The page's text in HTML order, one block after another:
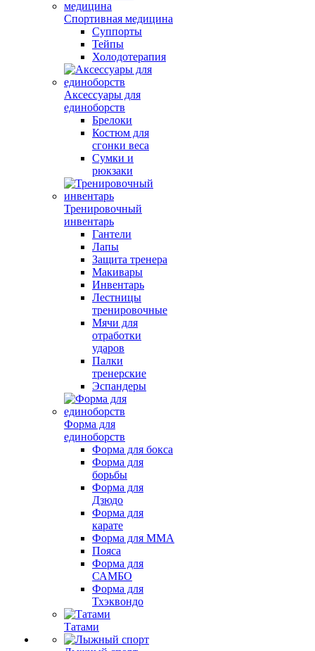
Спортивная медицина
Суппорты
Тейпы
Холодотерапия
Аксессуары для
единоборств
Брелоки
Костюм для
сгонки веса
Сумки и
рюкзаки
Тренировочный
инвентарь
Гантели
Лапы
Защита тренера
Макивары
Инвентарь
Лестницы
тренировочные
Мячи для
отработки
ударов
Палки
тренерские
Эспандеры
Форма для
единоборств
Форма для бокса
Форма для
борьбы
Форма для
Дзюдо
Форма для
карате
Форма для MMA
Пояса
Форма для
САМБО
Форма для
Тхэквондо
Татами